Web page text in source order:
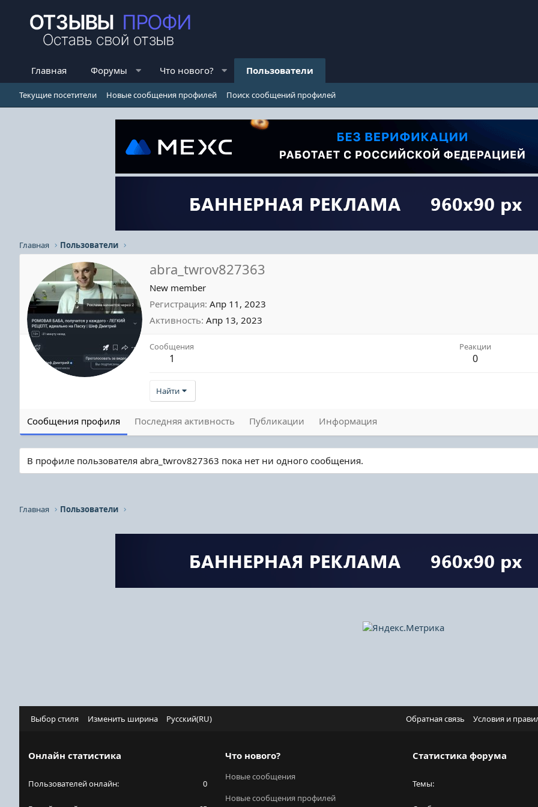
Главная Форумы Что нового? Пользователи
Текущие посетители Новые сообщения профилей Поиск сообщений профилей
Главная Пользователи
abra_twrov827363
New member
Регистрация Апр 11, 2023
Активность Апр 13, 2023
Сообщения
1
Реакции
0
Найти
Сообщения профиля Последняя активность Публикации Информация
В профиле пользователя abra_twrov827363 пока нет ни одного сообщения.
Главная Пользователи
Выбор стиля Изменить ширина Русский(RU) Обратная связь Условия и
Онлайн статистика
Пользователей онлайн 0
Что нового?
Новые сообщения
Новые сообщения профилей
Статистика форума
Темы